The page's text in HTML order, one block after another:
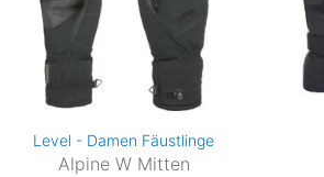
Level - Damen Fäustlinge
Alpine W Mitten